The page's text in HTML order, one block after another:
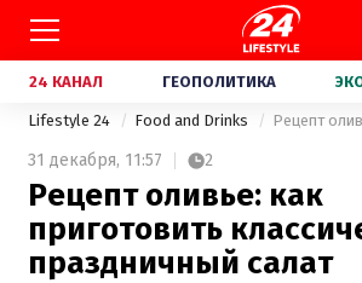
24 КАНАЛ ГЕОПОЛИТИКА
Lifestyle 24 Food and Drinks
31 декабря, 11:57 2
Рецепт оливье: как
приготовить
праздничный салат